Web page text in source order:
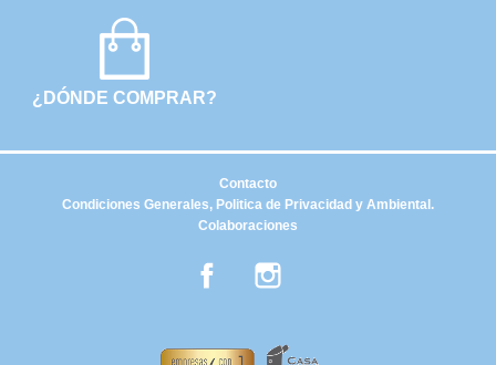
¿DÓNDE COMPRAR?
Condiciones Generales, Politica de Privacidad y Ambiental.
Colaboraciones
Contacto
Facebook